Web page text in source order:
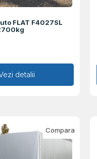
FLAT F4027SL
în coș
detalii
Compara